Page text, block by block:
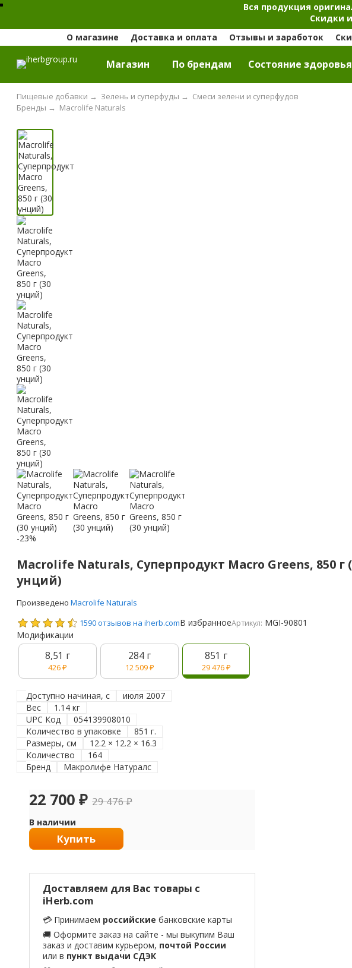
Вся продукция
Скидки
О магазине
Доставка и оплата Отзывы и заработок
Магазин По брендам Cостояние здоровья
Пищевые добавки → Зелень и суперфуды → Смеси зелени и суперфудов
Macrolife Naturals
Бренды →
-23%
Macrolife Naturals, Суперпродукт Macro Greens, 850 г
унций)
Произведено Macrolife Naturals
1590 отзывов на iherb.comВ избранноеАртикул: MGI-90801
Модификации
8,51 г
426₽
284 г
12 509₽
851 г
29 476₽
Доступно начиная, с
июля 2007
Вес
1.14 кг
UPC Код
054139908010
Количество в упаковке
851 г.
Размеры, см
12.2 × 12.2 × 16.3
Количество
164
Бренд
Макролифе Натуралс
22 700 ₽ 29 476₽
В наличии
Купить
Доставляем для Вас товары с
iHerb.com
💳 Принимаем российские банковские карты
🚚 Оформите заказ на сайте - мы выкупим Ваш
заказ и доставим курьером, почтой России
или в пункт выдачи СДЭК